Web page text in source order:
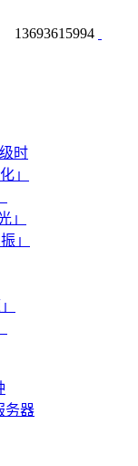
13693615994
时
」
」
」
务器